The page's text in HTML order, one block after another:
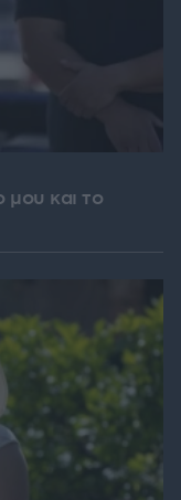
και το